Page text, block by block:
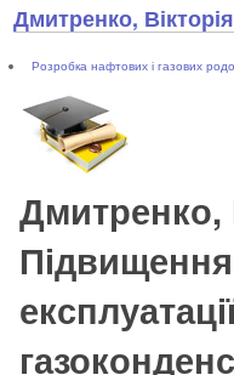
Дмитренко,
Розробка нафтових і газових
Дмитренко,
Підвищення